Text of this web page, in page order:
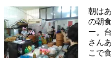
朝は
の朝
ー。
さん
こで